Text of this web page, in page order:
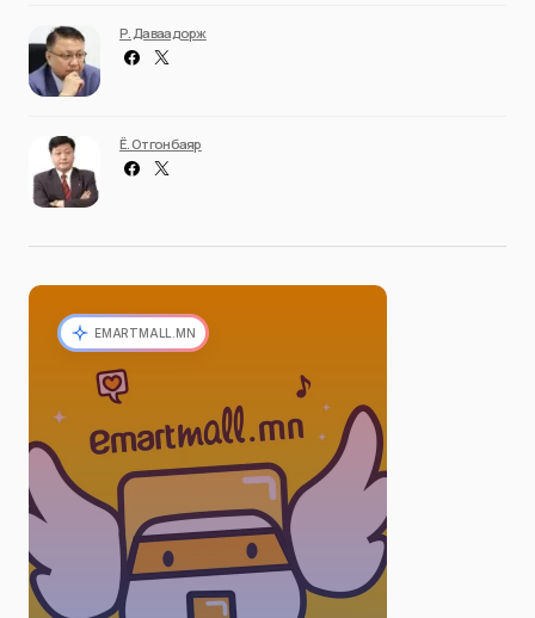
Р. Даваадорж
Ё. Отгонбаяр
EMARTMALL.MN